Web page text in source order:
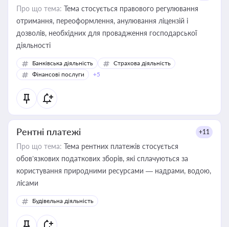
Про що тема: Тема стосується правового регулювання
отримання, переоформлення, анулювання ліцензій і
дозволів, необхідних для провадження господарської
діяльності
Банківська діяльність
Страхова діяльність
Фінансові послуги
+5
Рентні платежі +11
Про що тема: Тема рентних платежів стосується
обов’язкових податкових зборів, які сплачуються за
користування природними ресурсами — надрами, водою,
лісами
Будівельна діяльність